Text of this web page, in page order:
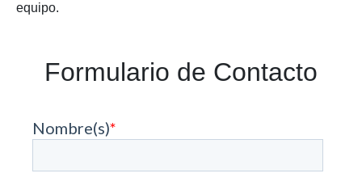
equipo.
Formulario de Contacto